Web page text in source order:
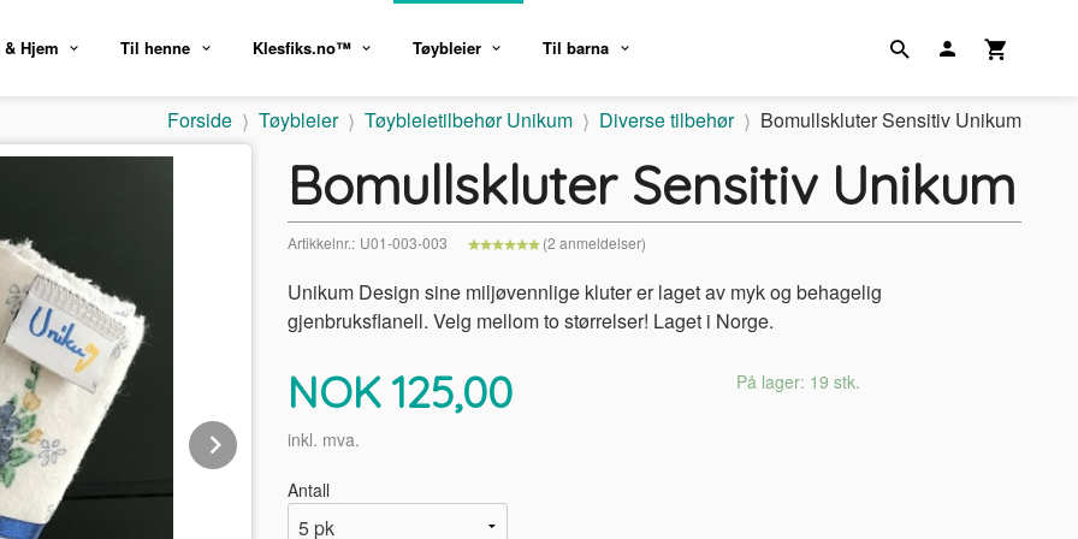
& Hjem Til henne Klesfiks.no™ Tøybleier Til barna
Forside Tøybleier Tøybleietilbehør Unikum Diverse tilbehør Bomullskluter Sensitiv Unikum
Next
Bomullskluter Sensitiv Unikum
Artikkelnr.: U01-003-003 (2 anmeldelser)
Unikum Design sine miljøvennlige kluter er laget av myk og behagelig
gjenbruksflanell. Velg mellom to størrelser! Laget i Norge.
Pris
NOK 125,00
inkl. mva.
På lager: 19 stk.
Antall